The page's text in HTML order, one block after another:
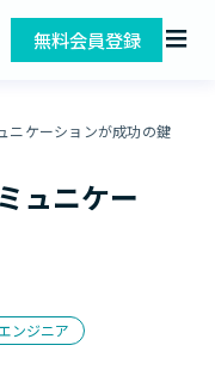
無料会員登録
ニケーションが成功の鍵
ュニケー
ンジニア